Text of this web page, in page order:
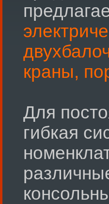
краны,
Для
гибкая